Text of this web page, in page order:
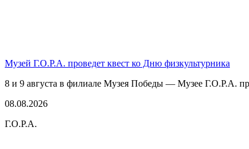
Музей Г.О.Р.А. проведет квест ко Дню физкультурника
8 и 9 августа в филиале Музея Победы — Музее Г.О.Р.А.
08.08.2026
Г.О.Р.А.